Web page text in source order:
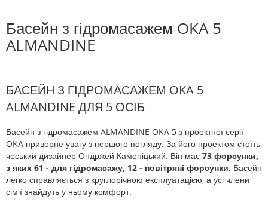
Басейн з гідромасажем OKA 5
ALMANDINE
БАСЕЙН З ГІДРОМАСАЖЕМ OKA 5
ALMANDINE ДЛЯ 5 ОСІБ
Басейн з гідромасажем ALMANDINE OKA 5 з проектної серії
OKA приверне увагу з першого погляду. За його проектом стоїть
чеський дизайнер Ондржей Каменіцький. Він має 73 форсунки,
з яких 61 - для гідромасажу, 12 - повітряні форсунки. Басейн
легко справляється з круглорічною експлуатацією, а усі члени
сім'ї знайдуть у ньому комфорт.